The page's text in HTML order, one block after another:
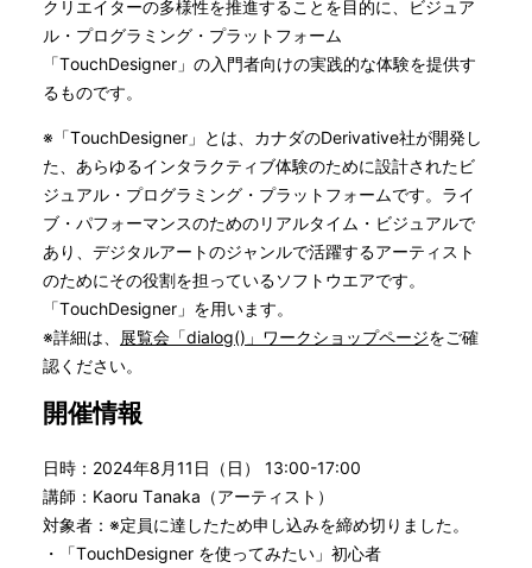
クリエイターの多様性を推進することを目的に、ビジュア
ル・プログラミング・プラットフォーム
「TouchDesigner」の入門者向けの実践的な体験を提供す
るものです。
※「TouchDesigner」とは、カナダのDerivative社が開発し
た、あらゆるインタラクティブ体験のために設計されたビ
ジュアル・プログラミング・プラットフォームです。ライ
ブ・パフォーマンスのためのリアルタイム・ビジュアルで
あり、デジタルアートのジャンルで活躍するアーティスト
のためにその役割を担っているソフトウエアです。
「TouchDesigner」を用います。
※詳細は、
展覧会「dialog()」ワークショップページをご確
認ください。
開催情報
日時：2024年8月11日（日） 13:00-17:00
講師：Kaoru Tanaka（アーティスト）
対象者：※定員に達したため申し込みを締め切りました。
・「TouchDesigner を使ってみたい」初心者